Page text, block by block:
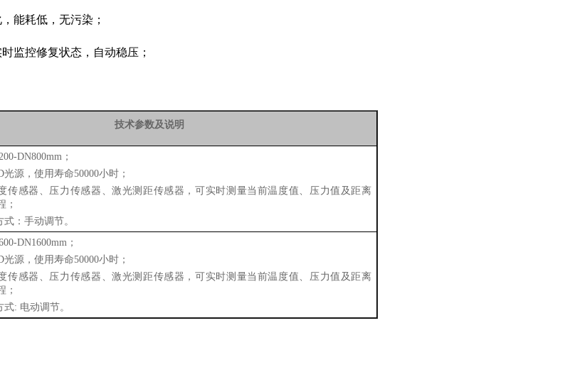
能耗低，无污染；
监控修复状态，自动稳压；
技术参数及说明
DN800mm ；
光源，使用寿命50000小时；
传感器、压力传感器、激光测距传感器，可实时测量当前温度值、压力值及距离
；
：手动调节。
DN1600mm ；
光源，使用寿命50000小时；
传感器、压力传感器、激光测距传感器，可实时测量当前温度值、压力值及距离
；
式: 电动调节。